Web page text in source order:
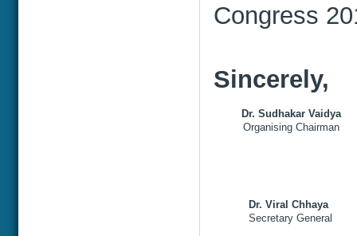
Congress
Sincerely,
Dr. Sudhakar Vaidya
Organising Chairman
Dr. Viral Chhaya
Secretary General